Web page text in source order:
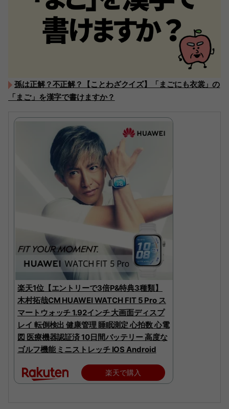
孫は正解？不正解？【ことわざクイズ】「まごにも衣裳」の
「まご」を漢字で書けますか？
楽天1位【エントリーで3倍P&特典3種類】
木村拓哉CM HUAWEI WATCH FIT 5 Pro ス
マートウォッチ 1.92インチ 大画面ディスプ
レイ 転倒検出 健康管理 睡眠測定 心拍数 心電
図 医療機器認証済 10日間バッテリー 高度な
ゴルフ機能 ミニストレッチ IOS Android
楽天で購入